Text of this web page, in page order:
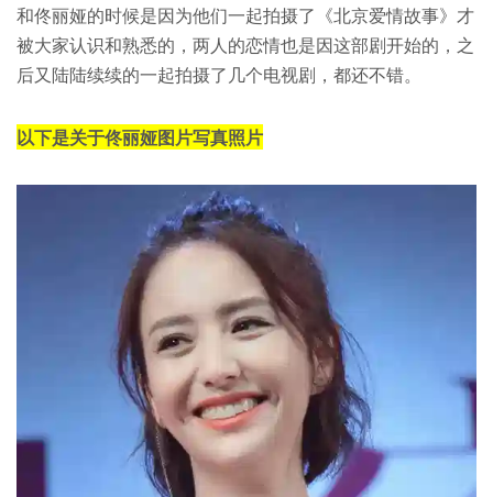
和佟丽娅的时候是因为他们一起拍摄了《北京爱情故事》才
被大家认识和熟悉的，两人的恋情也是因这部剧开始的，之
后又陆陆续续的一起拍摄了几个电视剧，都还不错。
以下是关于佟丽娅图片写真照片